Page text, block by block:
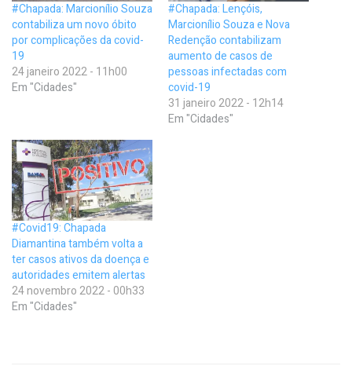
#Chapada: Marcionílio Souza
contabiliza um novo óbito
por complicações da covid-
19
24 janeiro 2022 - 11h00
Em "Cidades"
#Chapada: Lençóis,
Marcionílio Souza e Nova
Redenção contabilizam
aumento de casos de
pessoas infectadas com
covid-19
31 janeiro 2022 - 12h14
Em "Cidades"
#Covid19: Chapada
Diamantina também volta a
ter casos ativos da doença e
autoridades emitem alertas
24 novembro 2022 - 00h33
Em "Cidades"